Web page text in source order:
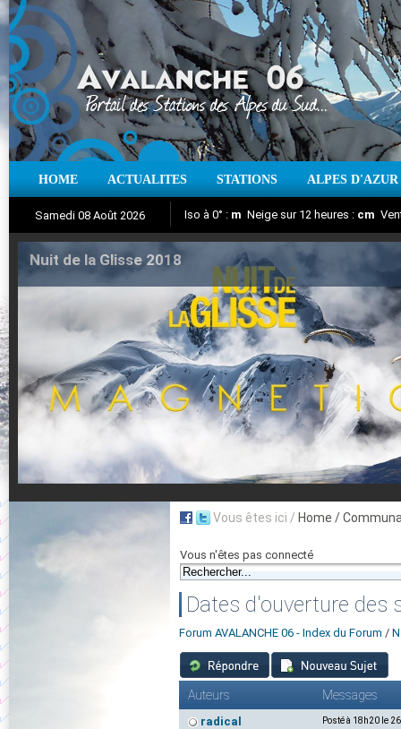
HOME ACTUALITES STATIONS ALPES D'AZUR
Samedi 08 Août 2026
Aujourd'hui : T° Min : °C T° Max :°C
Iso à 0° : m Neige sur 12 heures : cm
Suivez en direct l'actualité des stations
Nuit de la Glisse 2018
Vous êtes ici / Home /
Vous n'êtes pas connecté
Dates d'ouverture des
Forum AVALANCHE 06 - Index du Forum /
Auteurs Messages
radical Posté à 18h20 le